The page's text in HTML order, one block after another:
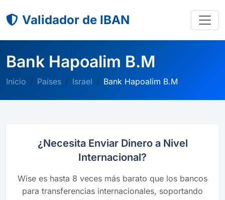
Validador de IBAN
Bank Hapoalim B.M
Inicio Países Israel Bank Hapoalim B.M
¿Necesita Enviar Dinero a Nivel
Internacional?
Wise es hasta 8 veces más barato que los bancos
para transferencias internacionales, soportando